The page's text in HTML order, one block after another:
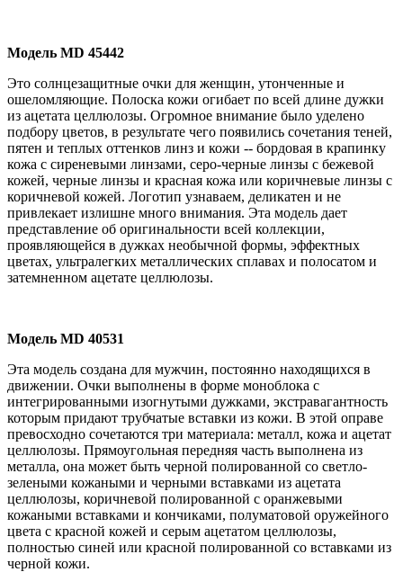
Модель MD 45442
Это солнцезащитные очки для женщин, утонченные и
ошеломляющие. Полоска кожи огибает по всей длине дужки
из ацетата целлюлозы. Огромное внимание было уделено
подбору цветов, в результате чего появились сочетания теней,
пятен и теплых оттенков линз и кожи -- бордовая в крапинку
кожа с сиреневыми линзами, серо-черные линзы с бежевой
кожей, черные линзы и красная кожа или коричневые линзы с
коричневой кожей. Логотип узнаваем, деликатен и не
привлекает излишне много внимания. Эта модель дает
представление об оригинальности всей коллекции,
проявляющейся в дужках необычной формы, эффектных
цветах, ультралегких металлических сплавах и полосатом и
затемненном ацетате целлюлозы.
Модель MD 40531
Эта модель создана для мужчин, постоянно находящихся в
движении. Очки выполнены в форме моноблока с
интегрированными изогнутыми дужками, экстравагантность
которым придают трубчатые вставки из кожи. В этой оправе
превосходно сочетаются три материала: металл, кожа и ацетат
целлюлозы. Прямоугольная передняя часть выполнена из
металла, она может быть черной полированной со светло-
зелеными кожаными и черными вставками из ацетата
целлюлозы, коричневой полированной с оранжевыми
кожаными вставками и кончиками, полуматовой оружейного
цвета с красной кожей и серым ацетатом целлюлозы,
полностью синей или красной полированной со вставками из
черной кожи.